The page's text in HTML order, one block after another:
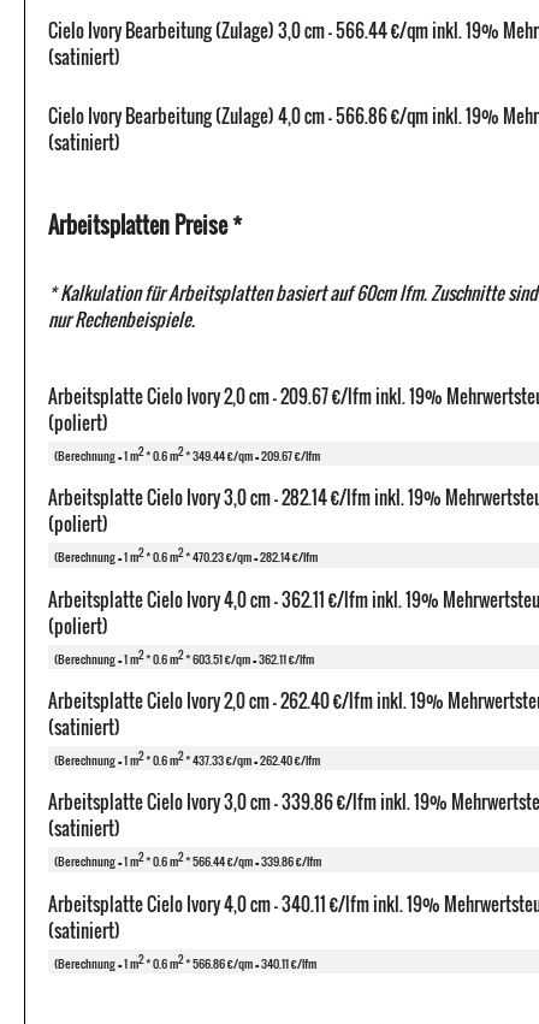
Cielo Ivory Bearbeitung (Zulage) 3,0 cm - 566.44 €/qm inkl. 19%
(satiniert)
Cielo Ivory Bearbeitung (Zulage) 4,0 cm - 566.86 €/qm inkl. 19%
(satiniert)
Arbeitsplatten Preise *
* Kalkulation für Arbeitsplatten basiert auf 60cm lfm. Zuschnitte
nur Rechenbeispiele.
Arbeitsplatte Cielo Ivory 2,0 cm - 209.67 €/lfm inkl. 19%
(poliert)
(Berechnung = 1 m2* 0.6 m2* 349.44 €/qm = 209.67 €/lfm
Arbeitsplatte Cielo Ivory 3,0 cm - 282.14 €/lfm inkl. 19%
(poliert)
(Berechnung = 1 m2* 0.6 m2* 470.23 €/qm = 282.14 €/lfm
Arbeitsplatte Cielo Ivory 4,0 cm - 362.11 €/lfm inkl. 19%
(poliert)
(Berechnung = 1 m2* 0.6 m2* 603.51 €/qm = 362.11 €/lfm
Arbeitsplatte Cielo Ivory 2,0 cm - 262.40 €/lfm inkl. 19%
(satiniert)
(Berechnung = 1 m2* 0.6 m2* 437.33 €/qm = 262.40 €/lfm
Arbeitsplatte Cielo Ivory 3,0 cm - 339.86 €/lfm inkl. 19%
(satiniert)
(Berechnung = 1 m2* 0.6 m2* 566.44 €/qm = 339.86 €/lfm
Arbeitsplatte Cielo Ivory 4,0 cm - 340.11 €/lfm inkl. 19%
(satiniert)
(Berechnung = 1 m2* 0.6 m2* 566.86 €/qm = 340.11 €/lfm